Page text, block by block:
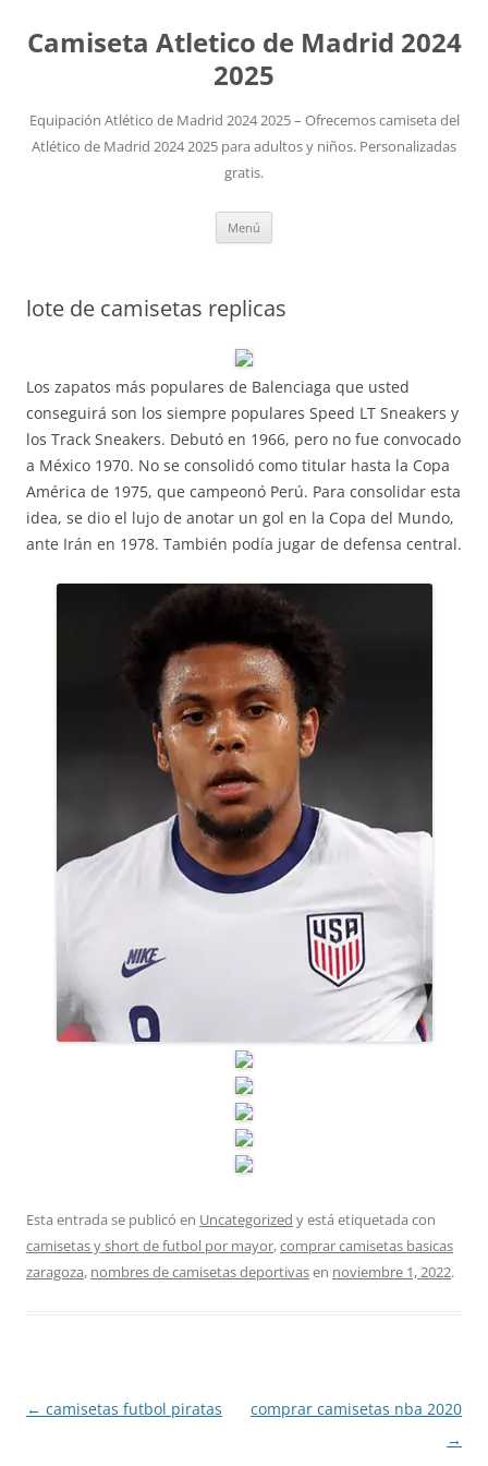
Camiseta Atletico de Madrid 2024
2025
Equipación Atlético de Madrid 2024 2025 – Ofrecemos camiseta del
Atlético de Madrid 2024 2025 para adultos y niños. Personalizadas
gratis.
Menú
lote de camisetas replicas
Los zapatos más populares de Balenciaga que usted
conseguirá son los siempre populares Speed LT Sneakers y
los Track Sneakers. Debutó en 1966, pero no fue convocado
a México 1970. No se consolidó como titular hasta la Copa
América de 1975, que campeonó Perú. Para consolidar esta
idea, se dio el lujo de anotar un gol en la Copa del Mundo,
ante Irán en 1978. También podía jugar de defensa central.
Esta entrada se publicó en Uncategorized y está etiquetada con
camisetas y short de futbol por mayor,comprar camisetas basicas
zaragoza, nombres de camisetas deportivasen noviembre 1, 2022.
Navegación
← camisetas futbol piratas
comprar camisetas nba 2020
→